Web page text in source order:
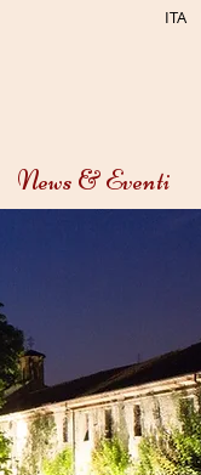
ITA
News & Eventi